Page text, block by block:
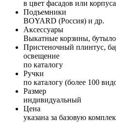
в цвет фасадов или корпуса
Подъемники
BOYARD (Россия) и др.
Аксессуары
Выкатные корзины,
Пристеночный плинтус,
освещение
по каталогу
Ручки
по каталогу (более 100
Размер
индивидуальный
Цена
указана за базовую